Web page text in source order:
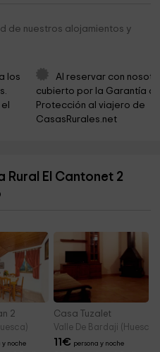
8,6 km
9,0 km
de nuestros alojamientos y
los
Al reservar con
cubierto por la Garantía
Protección al viajero de
CasasRurales.net
Rural El Cantonet 2
2
y noche
Casa Tuzalet
Valle De Bardaji (Huesca)
11€ persona y noche